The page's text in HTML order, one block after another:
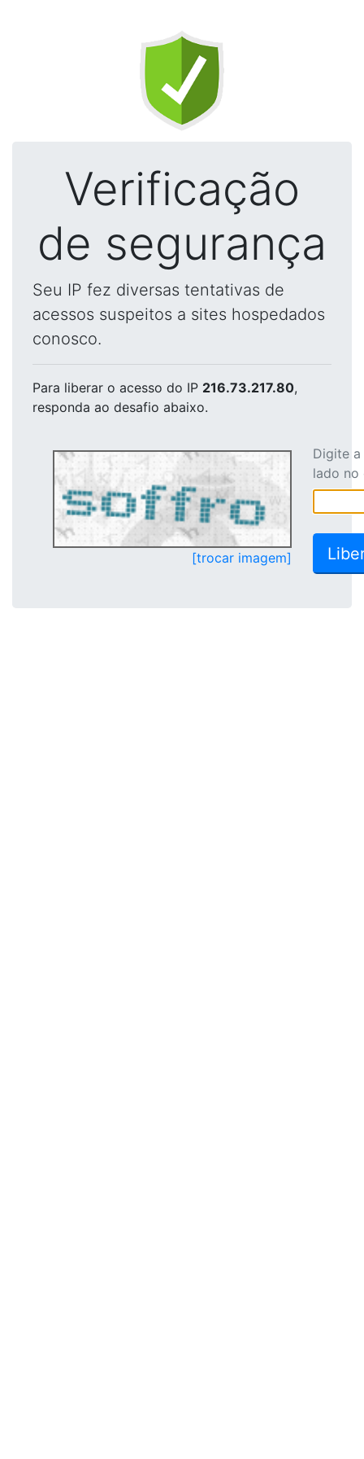
Verificação
de segurança
Seu IP fez diversas tentativas de
acessos suspeitos a sites hospedados
conosco.
Para liberar o acesso do IP 216.73.217.80,
responda ao desafio abaixo.
[trocar imagem]
Digite
lado no